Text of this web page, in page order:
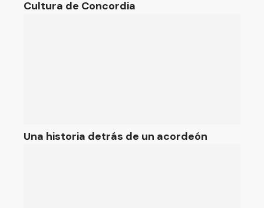
Cultura de Concordia
Una historia detrás de un acordeón